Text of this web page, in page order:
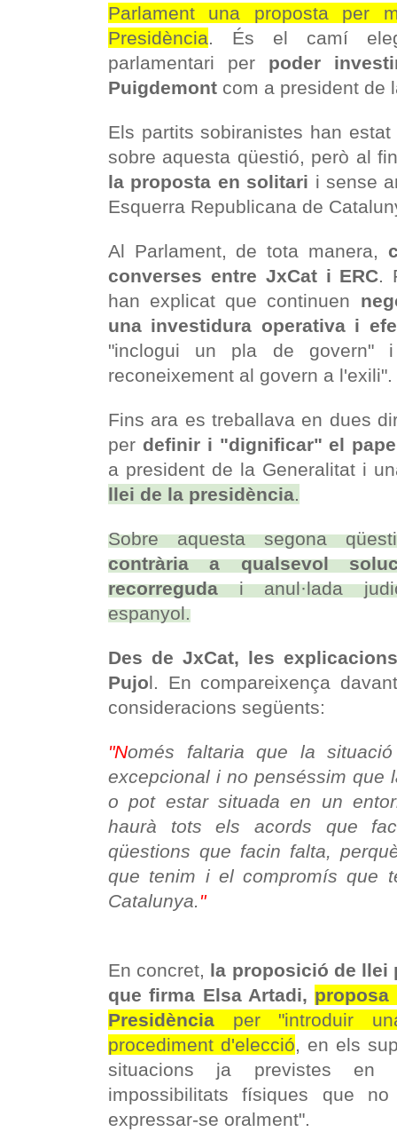
Parlament una proposta per
Presidència. És el camí
parlamentari per poder
Puigdemont com a president de
Els partits sobiranistes han
sobre aquesta qüestió, però al
la proposta en solitari i sense
Esquerra Republicana de
Al Parlament, de tota manera,
converses entre JxCat i ERC.
han explicat que continuen
una investidura operativa i
"inclogui un pla de govern"
reconeixement al govern a l'exili".
Fins ara es treballava en dues
per definir i "dignificar" el
a president de la Generalitat i
llei de la presidència.
Sobre aquesta segona
contrària a qualsevol
recorregudai anul·lada
espanyol.
Des de JxCat, les
Pujol. En compareixença
consideracions següents:
"Només faltaria que la
excepcional i no penséssim que
o pot estar situada en un
haurà tots els acords que
qüestions que facin falta,
que tenim i el compromís que
Catalunya. "
En concret, la proposició de llei
que firma Elsa Artadi,
Presidència per "introduir
procediment d'elecció, en els
situacions ja previstes
impossibilitats físiques que
expressar-se oralment".